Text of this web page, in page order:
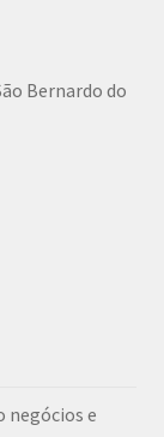
Bernardo do
negócios e